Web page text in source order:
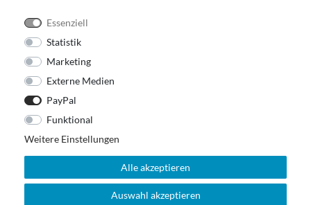
Essenziell
Statistik
Marketing
Externe Medien
PayPal
Funktional
Weitere Einstellungen
Alle akzeptieren
Auswahl akzeptieren